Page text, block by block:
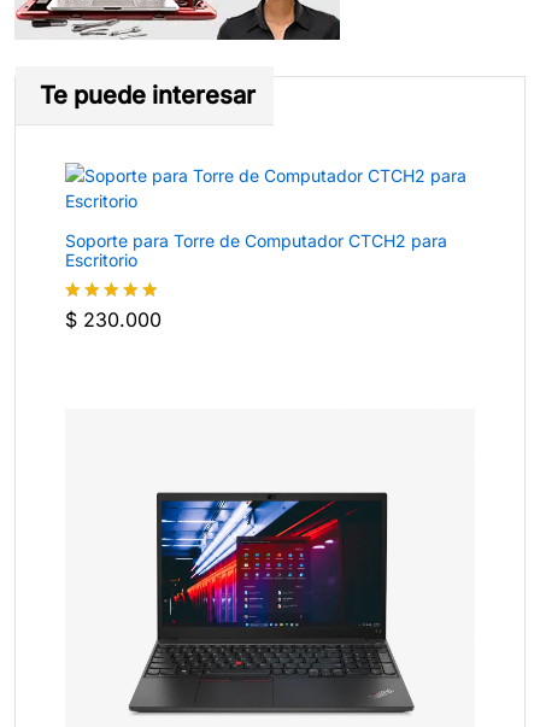
Te puede interesar
Soporte para Torre de Computador CTCH2 para
Escritorio
Valorado
$ 230.000